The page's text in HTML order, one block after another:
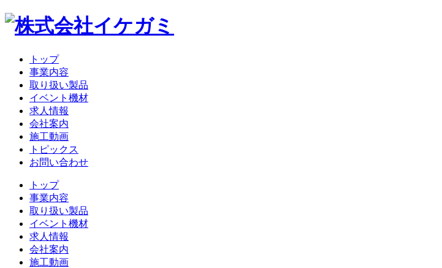
トップ
事業内容
取り扱い製品
イベント機材
求人情報
会社案内
施工動画
トピックス
お問い合わせ
トップ
事業内容
取り扱い製品
イベント機材
求人情報
会社案内
施工動画